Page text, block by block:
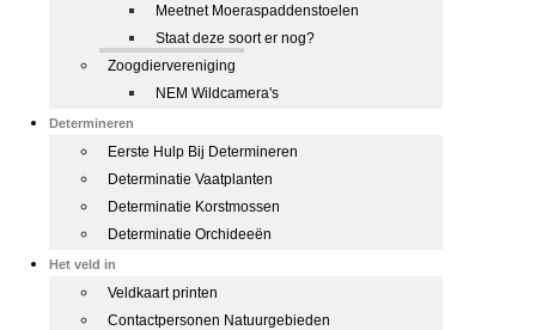
Meetnet Moeraspaddenstoelen
Staat deze soort er nog?
Zoogdiervereniging
NEM Wildcamera's
Determineren
Eerste Hulp Bij Determineren
Determinatie Vaatplanten
Determinatie Korstmossen
Determinatie Orchideeën
Het veld in
Veldkaart printen
Contactpersonen Natuurgebieden